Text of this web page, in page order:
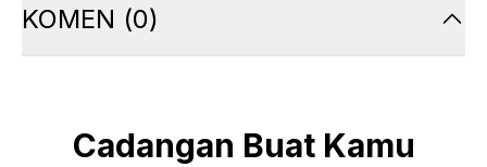
KOMEN (0)
Cadangan Buat Kamu